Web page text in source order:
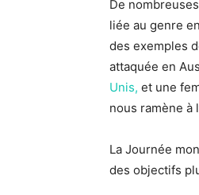
De
liée au genre
des exemples
attaquée en
Unis, et une
nous ramène à
La Journée
des objectifs